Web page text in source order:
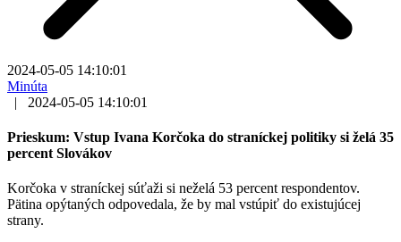
2024-05-05 14:10:01
Minúta
|
2024-05-05 14:10:01
Prieskum: Vstup Ivana Korčoka do straníckej politiky si želá 35
percent Slovákov
Korčoka v straníckej súťaži si neželá 53 percent respondentov.
Pätina opýtaných odpovedala, že by mal vstúpiť do existujúcej
strany.